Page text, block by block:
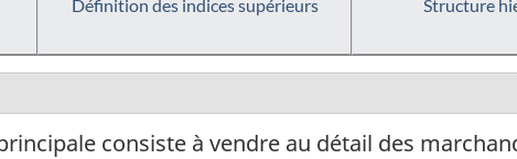
Définition des indices supérieurs Structure
consiste à vendre au détail des